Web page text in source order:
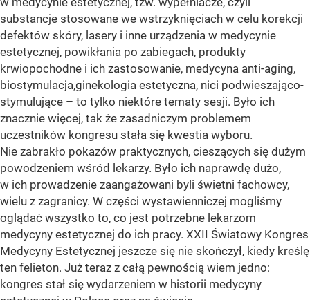
substancje stosowane we wstrzyknięciach w celu korekcji
defektów skóry, lasery i inne urządzenia w medycynie
estetycznej, powikłania po zabiegach, produkty
krwiopochodne i ich zastosowanie, medycyna anti-aging,
biostymulacja,ginekologia estetyczna, nici podwieszająco-
stymulujące – to tylko niektóre tematy sesji. Było ich
znacznie więcej, tak że zasadniczym problemem
uczestników kongresu stała się kwestia wyboru.
Nie zabrakło pokazów praktycznych, cieszących się dużym
powodzeniem wśród lekarzy. Było ich naprawdę dużo,
w ich prowadzenie zaangażowani byli świetni fachowcy,
wielu z zagranicy. W części wystawienniczej mogliśmy
oglądać wszystko to, co jest potrzebne lekarzom
medycyny estetycznej do ich pracy. XXII Światowy Kongres
Medycyny Estetycznej jeszcze się nie skończył, kiedy kreślę
ten felieton. Już teraz z całą pewnością wiem jedno:
kongres stał się wydarzeniem w historii medycyny